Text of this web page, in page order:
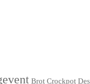
Brot Crockpot